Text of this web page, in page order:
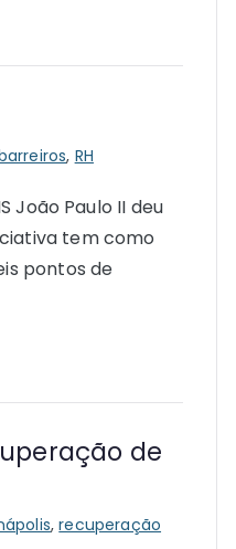
, RH
João Paulo II deu
tem como
pontos de
de
,recuperação